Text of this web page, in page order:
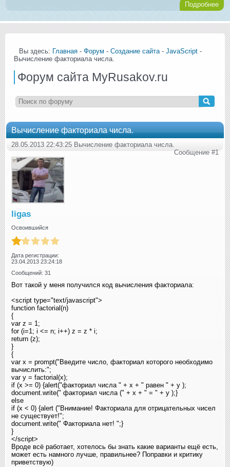
Подробнее
Вы здесь: Главная - Форум - Создание сайта- JavaScript -
Вычисление факториала числа.
Форум сайта MyRusakov.ru
Вычисление факториала числа.
28.05.2013 22:43:25 Вычисление факториала числа.
Сообщение #1
ligas
Освоившийся
Дата регистрации:
23.04.2013 23:24:18
Сообщений: 31
Вот такой у меня получился код вычисления факториала:
<script type="text/javascript">
function factorial(n)
{
var z = 1;
for (i=1; i <= n; i++) z = z * i;
return (z);
}
{
var x = prompt("Введите число, факториал которого необходимо
вычислить:";
var y = factorial(x);
if (x >= 0) {alert("факториал числа " + x + " равен " + y );
document.write(" факториал числа (" + x + " = " + y );}
else
if (x < 0) {alert ("Внимание! Факториала для отрицательных чисел
не существует!";
document.write(" Факториалa нет! ";}
}
</script>
Вроде всё работает, хотелось бы знать какие варианты ещё есть,
может есть намного лучше, правильнее? Поправки и критику
приветствую)